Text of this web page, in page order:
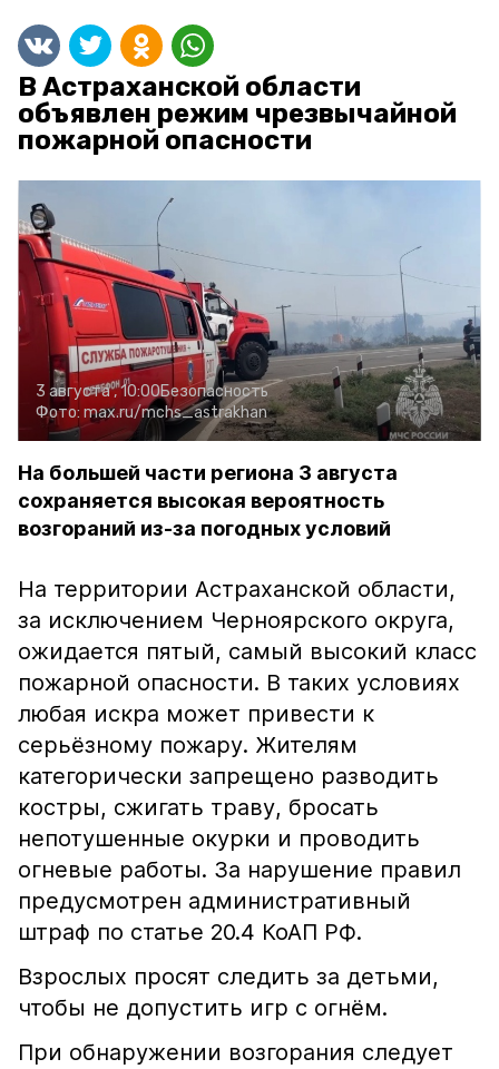
В Астраханской области
объявлен режим чрезвычайной
пожарной опасности
3 августа , 10:00Безопасность
Фото: max.ru/mchs_astrakhan
На большей части региона 3 августа
сохраняется высокая вероятность
возгораний из-за погодных условий
На территории Астраханской области,
за исключением Черноярского округа,
ожидается пятый, самый высокий класс
пожарной опасности. В таких условиях
любая искра может привести к
серьёзному пожару. Жителям
категорически запрещено разводить
костры, сжигать траву, бросать
непотушенные окурки и проводить
огневые работы. За нарушение правил
предусмотрен административный
штраф по статье 20.4 КоАП РФ.
Взрослых просят следить за детьми,
чтобы не допустить игр с огнём.
При обнаружении возгорания следует